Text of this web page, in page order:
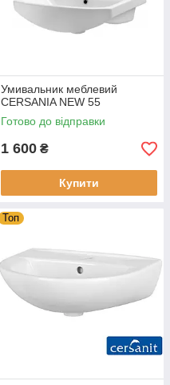
Умивальник меблевий
CERSANIA NEW 55
Готово до відправки
1 600 ₴
Купити
Топ